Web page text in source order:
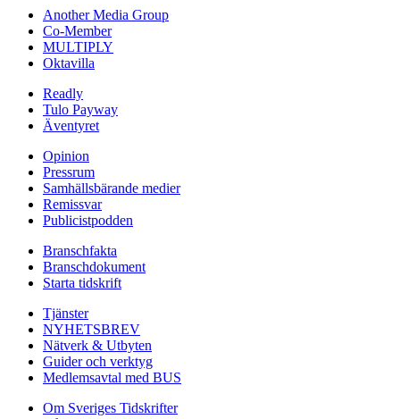
Another Media Group
Co-Member
MULTIPLY
Oktavilla
Readly
Tulo Payway
Äventyret
Opinion
Pressrum
Samhällsbärande medier
Remissvar
Publicistpodden
Branschfakta
Branschdokument
Starta tidskrift
Tjänster
NYHETSBREV
Nätverk & Utbyten
Guider och verktyg
Medlemsavtal med BUS
Om Sveriges Tidskrifter